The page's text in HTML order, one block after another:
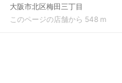
大阪市北区梅田三丁目
このページの店舗から 548 m